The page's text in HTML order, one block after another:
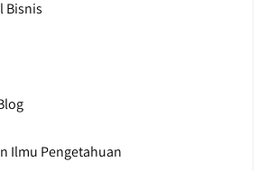
Bisnis
Ilmu Pengetahuan